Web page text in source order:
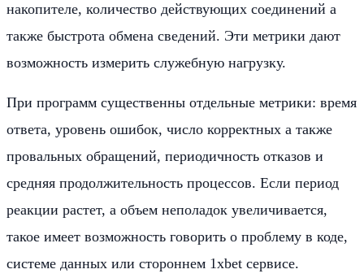
накопителе, количество действующих соединений а
также быстрота обмена сведений. Эти метрики дают
возможность измерить служебную нагрузку.
При программ существенны отдельные метрики: время
ответа, уровень ошибок, число корректных а также
провальных обращений, периодичность отказов и
средняя продолжительность процессов. Если период
реакции растет, а объем неполадок увеличивается,
такое имеет возможность говорить о проблему в коде,
системе данных или стороннем 1xbet сервисе.